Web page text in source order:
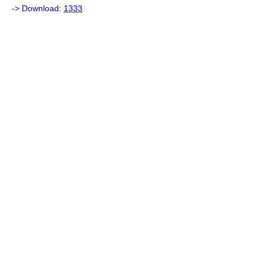
-> Download: 1333